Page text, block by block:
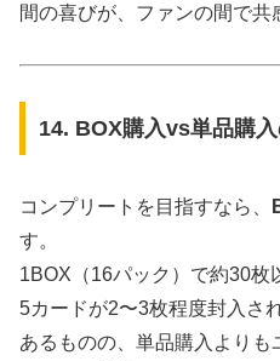
間の喜びが、ファンの間で共
14. BOX購入vs単品購
コンプリートを目指すなら、
す。
1BOX（16パック）で約30枚
5カードが2〜3枚程度封入さ
あるものの、単品購入より